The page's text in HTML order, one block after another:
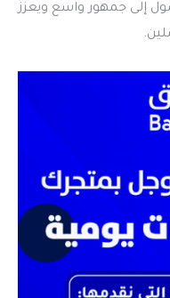
إلى جمهور واسع ويعزز